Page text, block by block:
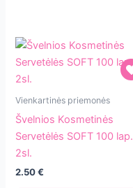
Švelnios
Kosmetinės
lap.
Vienkartinės priemonės
Švelnios Kosmetinės
Servetėlės SOFT 100 lap.
2sl.
2.50€